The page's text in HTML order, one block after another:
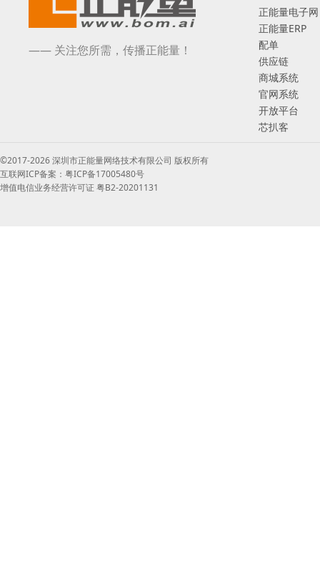
—— 关注您所需，传播正能量！
正能量电子网
正能量ERP
配单
供应链
商城系统
官网系统
开放平台
芯扒客
©2017-2026 深圳市正能量网络技术有限公司 版权所有
互联网ICP备案：粤ICP备17005480号
增值电信业务经营许可证 粤B2-20201131